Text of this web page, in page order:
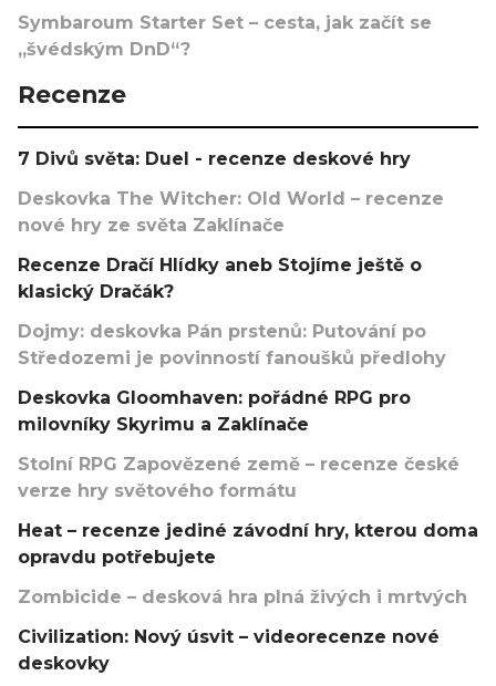
Symbaroum Starter Set – cesta, jak začít se
„švédským DnD“?
Recenze
7 Divů světa: Duel - recenze deskové hry
Deskovka The Witcher: Old World – recenze
nové hry ze světa Zaklínače
Recenze Dračí Hlídky aneb Stojíme ještě o
klasický Dračák?
Dojmy: deskovka Pán prstenů: Putování po
Středozemi je povinností fanoušků předlohy
Deskovka Gloomhaven: pořádné RPG pro
milovníky Skyrimu a Zaklínače
Stolní RPG Zapovězené země – recenze české
verze hry světového formátu
Heat – recenze jediné závodní hry, kterou doma
opravdu potřebujete
Zombicide – desková hra plná živých i mrtvých
Civilization: Nový úsvit – videorecenze nové
deskovky